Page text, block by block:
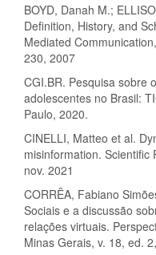
BOYD, Danah M.;
Definition, History, and
Mediated
230, 2007
CGI.BR. Pesquisa sobre
adolescentes no Brasil:
Paulo, 2020.
CINELLI, Matteo et al.
misinformation. Scientific
nov. 2021
CORRÊA, Fabiano
Sociais e a discussão
relações virtuais.
Minas Gerais, v. 18, ed.